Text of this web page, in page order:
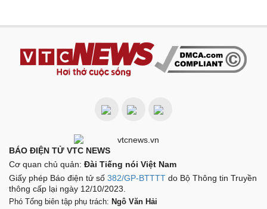
BÁO ĐIỆN TỬ VTC NEWS
Cơ quan chủ quản: Đài Tiếng nói Việt Nam
Giấy phép Báo điện tử số 382/GP-BTTTT do Bộ Thông tin Truyền
thông cấp lại ngày 12/10/2023.
Phó Tổng biên tập phụ trách: Ngô Văn Hải